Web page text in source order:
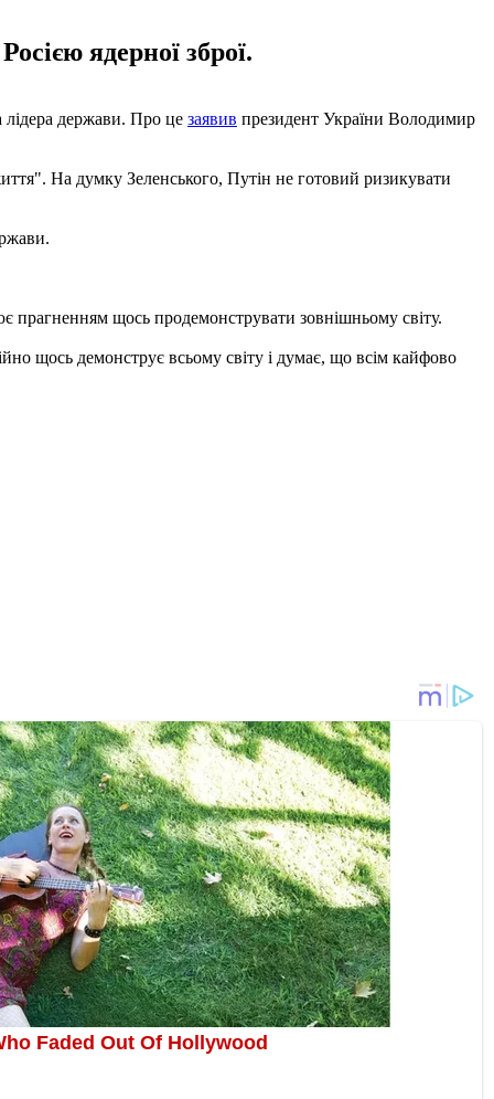
ядерної зброї.
держави. Про це заявив президент України Володимир
На думку Зеленського, Путін не готовий ризикувати
щось продемонструвати зовнішньому світу.
щось демонструє всьому світу і думає, що всім кайфово